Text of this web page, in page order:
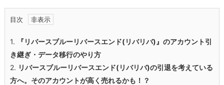
目次
1.
『リバースブルーリバースエンド(リバリバ)』のアカウント引
き継ぎ・データ移行のやり方
2. リバースブルーリバースエンド(リバリバ)の引退を考えている
方へ。そのアカウントが高く売れるかも！？